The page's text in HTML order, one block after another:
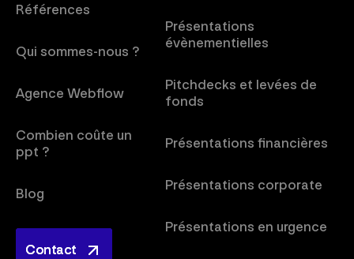
Références
Qui sommes-nous ?
Agence Webflow
Combien coûte un
ppt ?
Blog
Contact
Contact
Présentations
évènementielles
Pitchdecks et levées de
fonds
Présentations financières
Présentations corporate
Présentations en urgence